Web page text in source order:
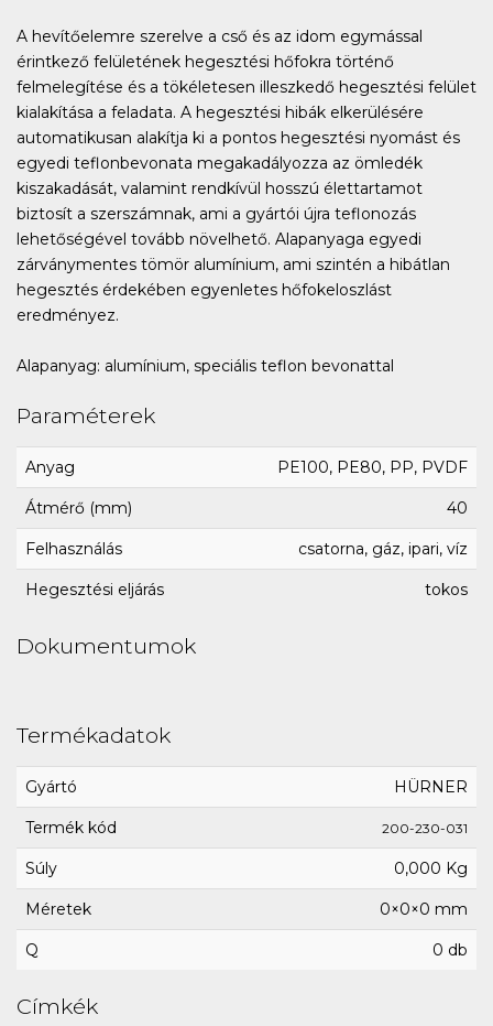
A hevítőelemre szerelve a cső és az idom egymással
érintkező felületének hegesztési hőfokra történő
felmelegítése és a tökéletesen illeszkedő hegesztési felület
kialakítása a feladata. A hegesztési hibák elkerülésére
automatikusan alakítja ki a pontos hegesztési nyomást és
egyedi teflonbevonata megakadályozza az ömledék
kiszakadását, valamint rendkívül hosszú élettartamot
biztosít a szerszámnak, ami a gyártói újra teflonozás
lehetőségével tovább növelhető. Alapanyaga egyedi
zárványmentes tömör alumínium, ami szintén a hibátlan
hegesztés érdekében egyenletes hőfokeloszlást
eredményez.
Alapanyag: alumínium, speciális teflon bevonattal
Paraméterek
Anyag PE100, PE80, PP, PVDF
Átmérő (mm) 40
Felhasználás csatorna, gáz, ipari, víz
Hegesztési eljárás tokos
Dokumentumok
Termékadatok
Gyártó HÜRNER
Termék kód 200-230-031
Súly 0,000 Kg
Méretek 0×0×0 mm
Q 0 db
Címkék